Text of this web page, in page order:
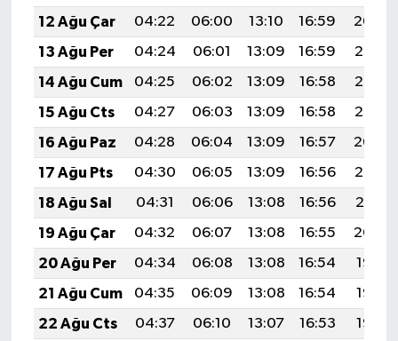
12 Ağu Çar
04:22 06:00 13:10 16:59
20:09
13 Ağu Per
04:24 06:01 13:09 16:59
20:08
14 Ağu Cum
04:25 06:02 13:09 16:58
20:07
15 Ağu Cts
04:27 06:03 13:09 16:58
20:05
16 Ağu Paz
04:28 06:04 13:09 16:57
20:04
17 Ağu Pts
04:30 06:05 13:09 16:56
20:02
18 Ağu Sal
04:31 06:06 13:08 16:56
20:01
19 Ağu Çar
04:32 06:07 13:08 16:55
20:00
20 Ağu Per
04:34 06:08 13:08 16:54
19:58
21 Ağu Cum
04:35 06:09 13:08 16:54
19:57
22 Ağu Cts
04:37 06:10 13:07 16:53
19:55